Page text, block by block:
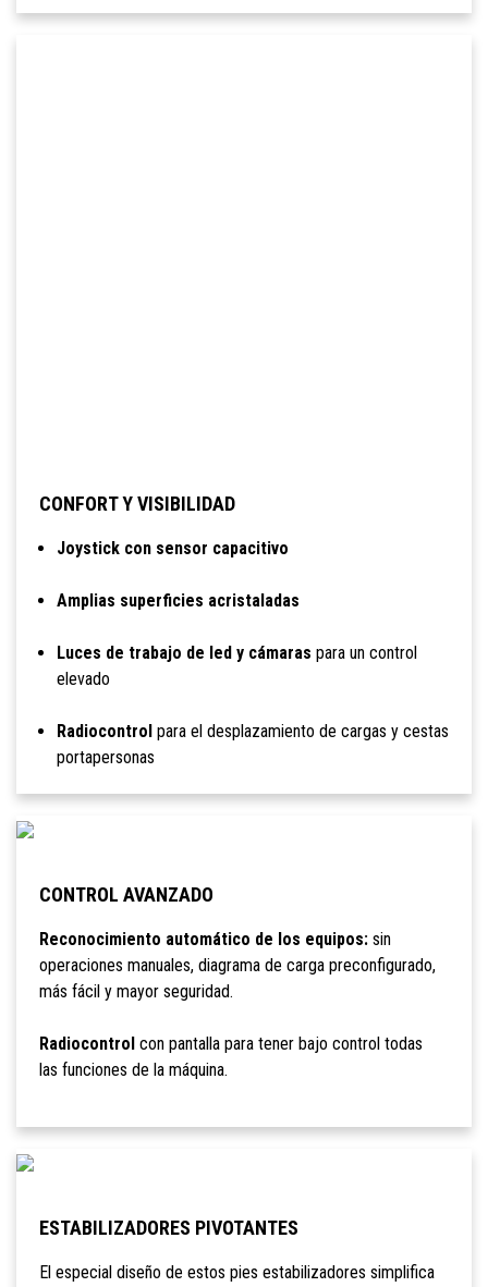
CONFORT Y VISIBILIDAD
Joystick con sensor capacitivo
Amplias superficies acristaladas
Luces de trabajo de led y cámaras para un control
elevado
Radiocontrol para el desplazamiento de cargas y cestas
portapersonas
CONTROL AVANZADO
Reconocimiento automático de los equipos:sin
operaciones manuales, diagrama de carga preconfigurado,
más fácil y mayor seguridad.
Radiocontrol con pantalla para tener bajo control todas
las funciones de la máquina.
ESTABILIZADORES PIVOTANTES
El especial diseño de estos pies estabilizadores simplifica